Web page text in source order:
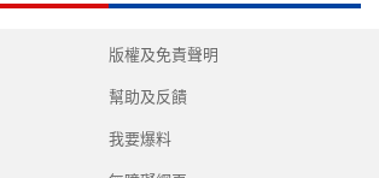
版權及免責聲明
幫助及反饋
我要爆料